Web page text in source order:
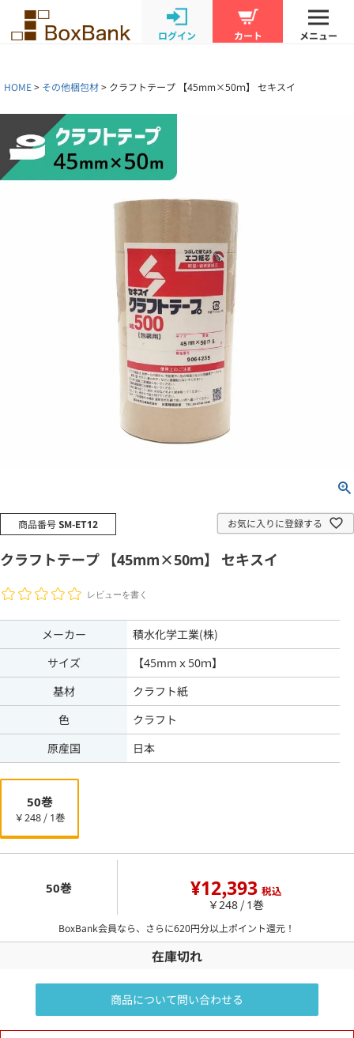
ログイン カート メニュー
HOME その他梱包材 クラフトテープ 【45mm×50ｍ】 セキスイ
商品番号SM-ET12 お気に入りに登録する
クラフトテープ 【45mm×50ｍ】 セキスイ
レビューを書く
メーカー
積水化学工業(株)
サイズ
【45mmｘ50ｍ】
基材
クラフト紙
色
クラフト
原産国
日本
50巻
￥248 / 1巻
50巻 ¥12,393 税込
￥248 / 1巻
BoxBank会員なら、さらに620円分以上ポイント還元！
在庫切れ
商品について問い合わせる